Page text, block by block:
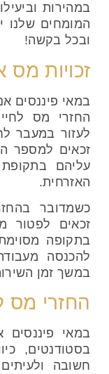
במהירות
המומחים שלנו
ובכל בקשה!
זכויות מס
במאי פיננסים
החזרי מס
לעזור במעבר
זכאים למספר
עליהם
האזרחית.
כשמדובר
זכאים לפטור
בתקופה
להכנסה
במשך זמן
החזרי מס
במאי פיננסים
בסטודנטים,
חשובה